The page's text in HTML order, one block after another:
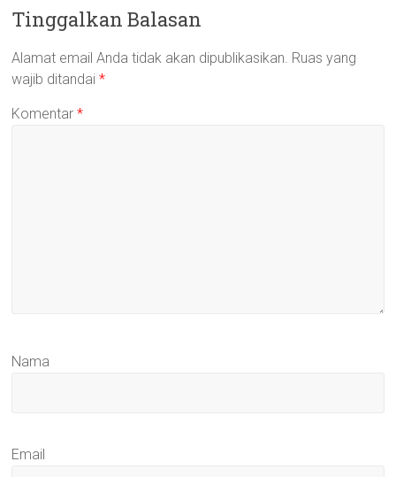
Tinggalkan Balasan
Alamat email Anda tidak akan dipublikasikan. Ruas yang
wajib ditandai*
Komentar*
Nama
Email